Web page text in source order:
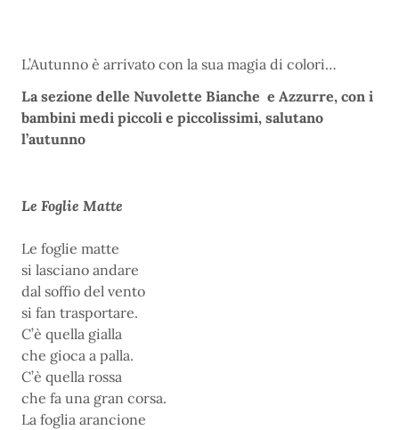
L’Autunno è arrivato con la sua magia di colori…
La sezione delle Nuvolette Bianche e Azzurre, con i
bambini medi piccoli e piccolissimi, salutano
l’autunno
Le Foglie Matte
Le foglie matte
si lasciano andare
dal soffio del vento
si fan trasportare.
C’è quella gialla
che gioca a palla.
C’è quella rossa
che fa una gran corsa.
La foglia arancione